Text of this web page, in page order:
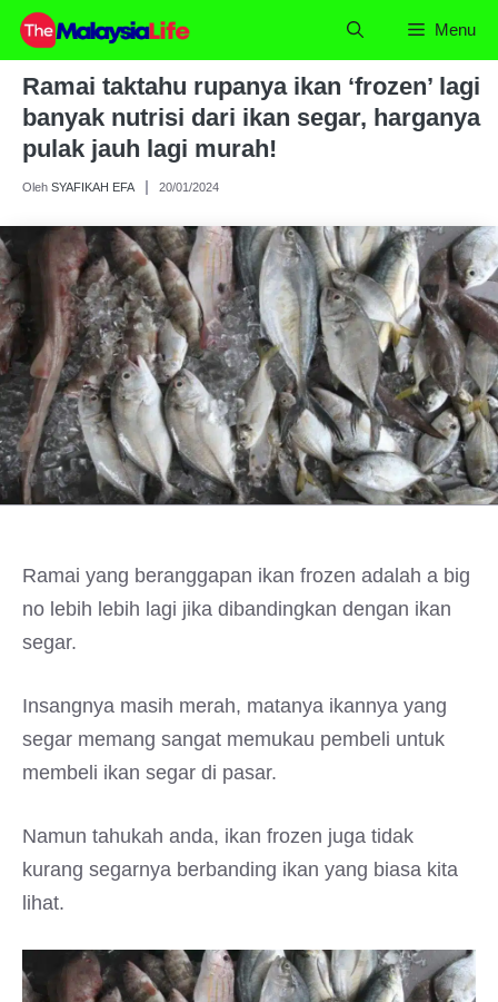
Skip
content
Menu
Ramai taktahu rupanya ikan ‘frozen’ lagi
banyak nutrisi dari ikan segar, harganya
pulak jauh lagi murah!
Oleh SYAFIKAH EFA 20/01/2024
Ramai yang beranggapan ikan frozen adalah a big
no lebih lebih lagi jika dibandingkan dengan ikan
segar.
Insangnya masih merah, matanya ikannya yang
segar memang sangat memukau pembeli untuk
membeli ikan segar di pasar.
Namun tahukah anda, ikan frozen juga tidak
kurang segarnya berbanding ikan yang biasa kita
lihat.